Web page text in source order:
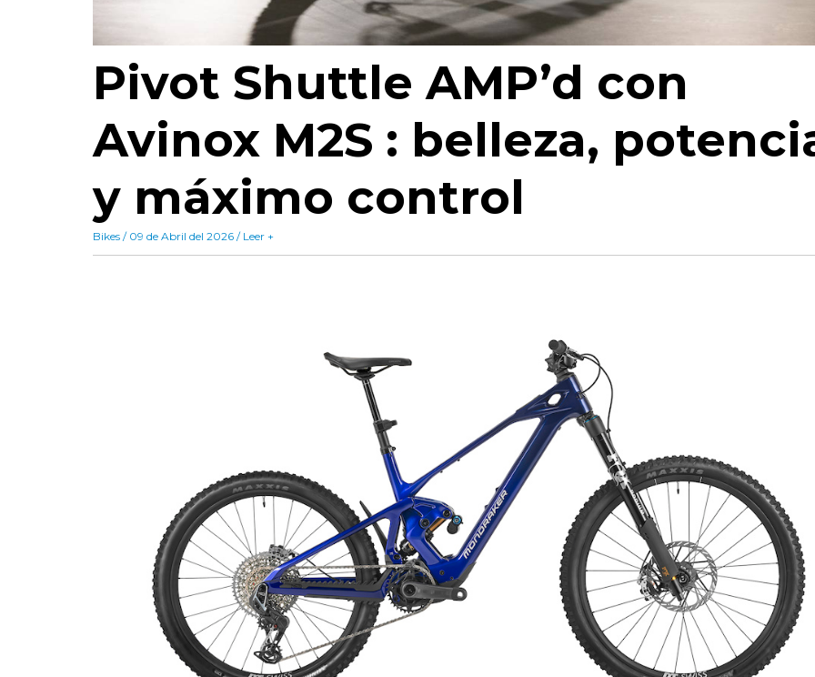
Pivot Shuttle AMP’d con
Avinox M2S : belleza,
y máximo control
Bikes / 09 de Abril del 2026 / Leer +